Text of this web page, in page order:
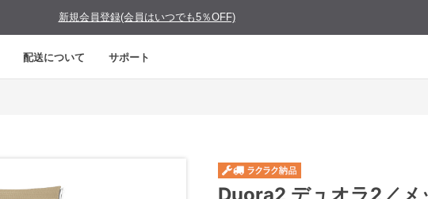
新規会員登録(会員はいつでも5％OFF)
配送について サポート